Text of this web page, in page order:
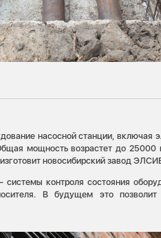
насосной станции, включая
мощность возрастет до 25000
новосибирский завод
контроля состояния
В будущем это